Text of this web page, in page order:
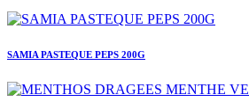
SAMIA PASTEQUE PEPS 200G